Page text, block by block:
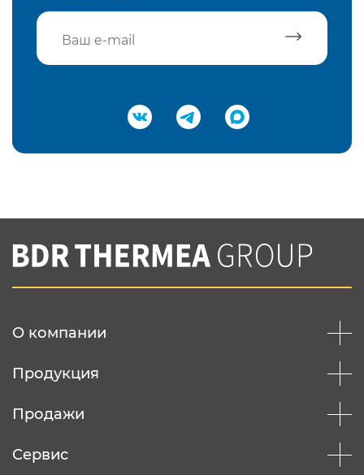
Подтвердить e-mail
Вы соглашаетесь с нашей политикой
конфеденциальности
О компании
Продукция
Продажи
Сервис